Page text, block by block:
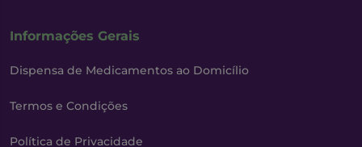
Informações Gerais
Dispensa de Medicamentos ao Domicílio
Termos e Condições
Política de Privacidade